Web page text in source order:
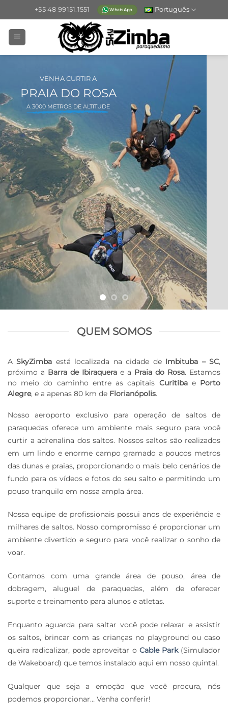
to
content
+55 48 99151.1551 WhatsApp Português
VENHA CURTIR A
PRAIA DO ROSA
A 3000 METROS DE ALTITUDE
QUEM SOMOS
ASkyZimba está localizada na cidade de Imbituba – SC,
próximo a Barra de Ibiraquera e a Praia do Rosa. Estamos
no meio do caminho entre as capitais Curitibae Porto
Alegre, e a apenas 80 km de Florianópolis.
Nosso aeroporto exclusivo para operação de saltos de
paraquedas oferece um ambiente mais seguro para você
curtir a adrenalina dos saltos. Nossos saltos são realizados
em um lindo e enorme campo gramado a poucos metros
das dunas e praias, proporcionando o mais belo cenários de
fundo para os vídeos e fotos do seu salto e permitindo um
pouso tranquilo em nossa ampla área.
Nossa equipe de profissionais possui anos de experiência e
milhares de saltos. Nosso compromisso é proporcionar um
ambiente divertido e seguro para você realizar o sonho de
voar.
Contamos com uma grande área de pouso, área de
dobragem, aluguel de paraquedas, além de oferecer
suporte e treinamento para alunos e atletas.
Enquanto aguarda para saltar você pode relaxar e assistir
os saltos, brincar com as crianças no playground ou caso
queira radicalizar, pode aproveitar o Cable Park(Simulador
de Wakeboard) que temos instalado aqui em nosso quintal.
Qualquer que seja a emoção que você procura, nós
podemos proporcionar… Venha conferir!